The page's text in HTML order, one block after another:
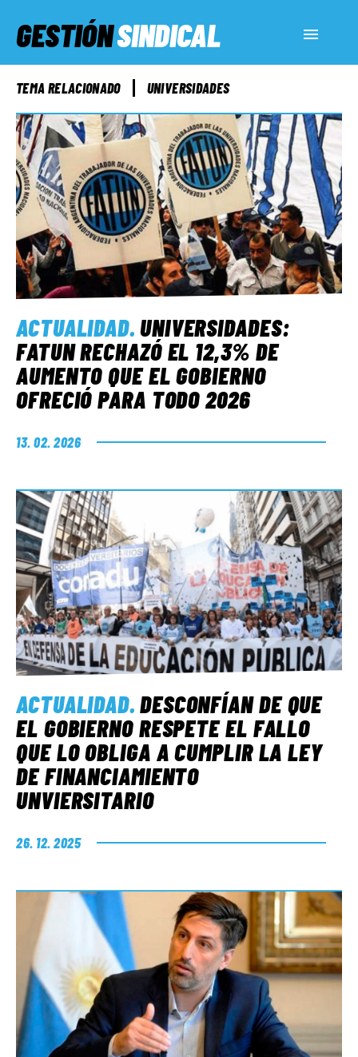
GESTIÓNSINDICAL
ACTUALIDAD
SERVICIOS SOCIALES
INFORMES ESPECIALES
FUERA DE MEGÁFONO
EL LADO «G»
TEMA RELACIONADO UNIVERSIDADES
ACTUALIDAD.UNIVERSIDADES:
FATUN RECHAZÓ EL 12,3% DE
AUMENTO QUE EL GOBIERNO
OFRECIÓ PARA TODO 2026
13. 02. 2026
ACTUALIDAD.DESCONFÍAN DE QUE
EL GOBIERNO RESPETE EL FALLO
QUE LO OBLIGA A CUMPLIR LA LEY
DE FINANCIAMIENTO
UNVIERSITARIO
26. 12. 2025